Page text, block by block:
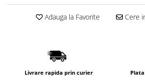
Corpuri liniare LED
Proiector LED Fantana/Piscina
Adauga la Favorite Cere
Livrare rapida prin curier